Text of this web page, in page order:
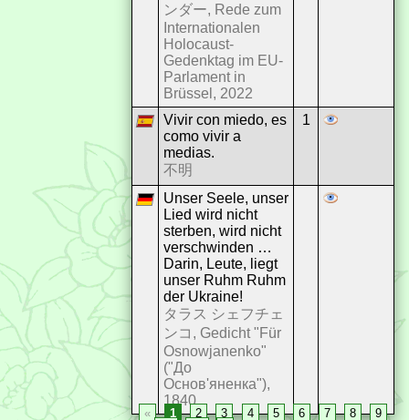
ンダー, Rede zum
Internationalen
Holocaust-
Gedenktag im EU-
Parlament in
Brüssel, 2022
Vivir con miedo, es
como vivir a
medias.
不明
1
Unser Seele, unser
Lied wird nicht
sterben, wird nicht
verschwinden …
Darin, Leute, liegt
unser Ruhm Ruhm
der Ukraine!
タラス シェフチェ
ンコ, Gedicht "Für
Osnowjanenko"
("До
Основ'яненка"),
1840
« 1 2 3 4 5 6 7 8 9